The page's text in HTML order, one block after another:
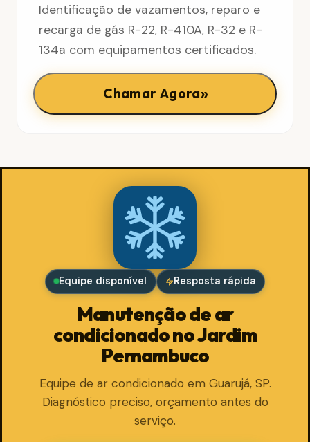
Identificação de vazamentos, reparo e
recarga de gás R-22, R-410A, R-32 e R-
134a com equipamentos certificados.
Chamar Agora»
Equipe disponível Resposta rápida
Manutenção de ar
condicionado no Jardim
Pernambuco
Equipe de ar condicionado em Guarujá, SP.
Diagnóstico preciso, orçamento antes do
serviço.